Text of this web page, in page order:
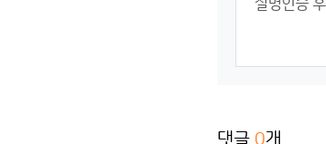
댓글 0개